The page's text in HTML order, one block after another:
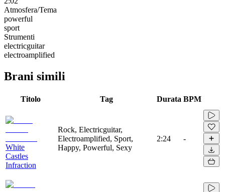
Atmosfera/Tema
powerful
sport
Strumenti
electricguitar
electroamplified
Brani simili
Titolo Tag Durata BPM
White
Castles
Infraction
Rock, Electricguitar,
Electroamplified, Sport,
Happy, Powerful, Sexy
2:24 -